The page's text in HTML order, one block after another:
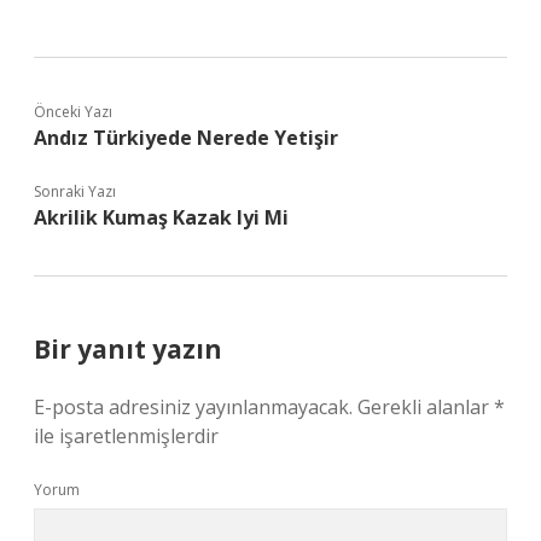
Önceki Yazı
Andız Türkiyede Nerede Yetişir
Sonraki Yazı
Akrilik Kumaş Kazak Iyi Mi
Bir yanıt yazın
E-posta adresiniz yayınlanmayacak. Gerekli alanlar*
ile işaretlenmişlerdir
Yorum